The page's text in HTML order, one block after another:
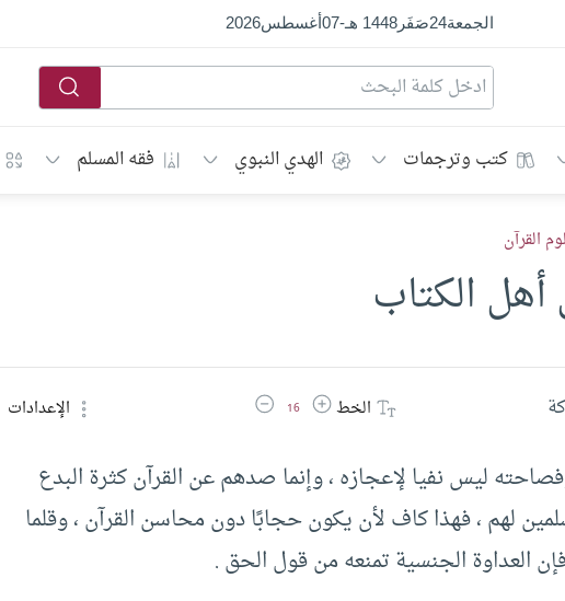
الجمعة24صَفَر1448 هـ -
07أغسطس2026
كتب وترجمات الهدي النبوي فقه المسلم
القرآن
أهل الكتاب
الخطزيادة حجم الخط
16 تقليل حجم الخط الإعدادات
ليس نفيا لإعجازه ، وإنما صدهم عن القرآن كثرة البدع
لهم ، فهذا كاف لأن يكون حجابًا دون محاسن القرآن ، وقلما
العداوة الجنسية تمنعه من قول الحق .